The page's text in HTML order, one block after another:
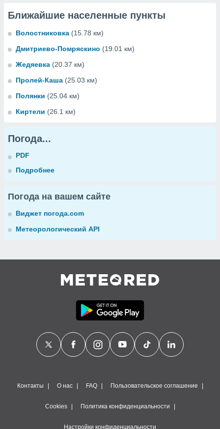
Ближайшие населенные пункты
Волостниковка (15.78 км)
Дмитриево-Помряскино (19.01 км)
Жедяевка (20.37 км)
Пролей-Каша (25.03 км)
Полянки (25.04 км)
Киртели (26.1 км)
Погода...
PDF
Подробнее
Погода на вашем сайте
Виджет погода.com
Метеорологический API
Контакты О нас FAQ Пользовательское соглашение
Cookies Политика конфиденциальности
Настройки конфиденциальности